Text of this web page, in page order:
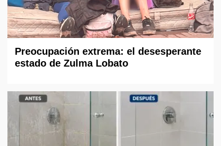
Preocupación extrema: el desesperante
estado de Zulma Lobato